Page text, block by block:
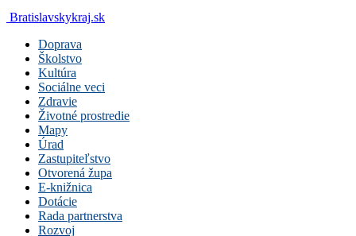
Bratislavskykraj.sk
Doprava
Školstvo
Kultúra
Sociálne veci
Zdravie
Životné prostredie
Mapy
Úrad
Zastupiteľstvo
Otvorená župa
E-knižnica
Dotácie
Rada partnerstva
Rozvoj